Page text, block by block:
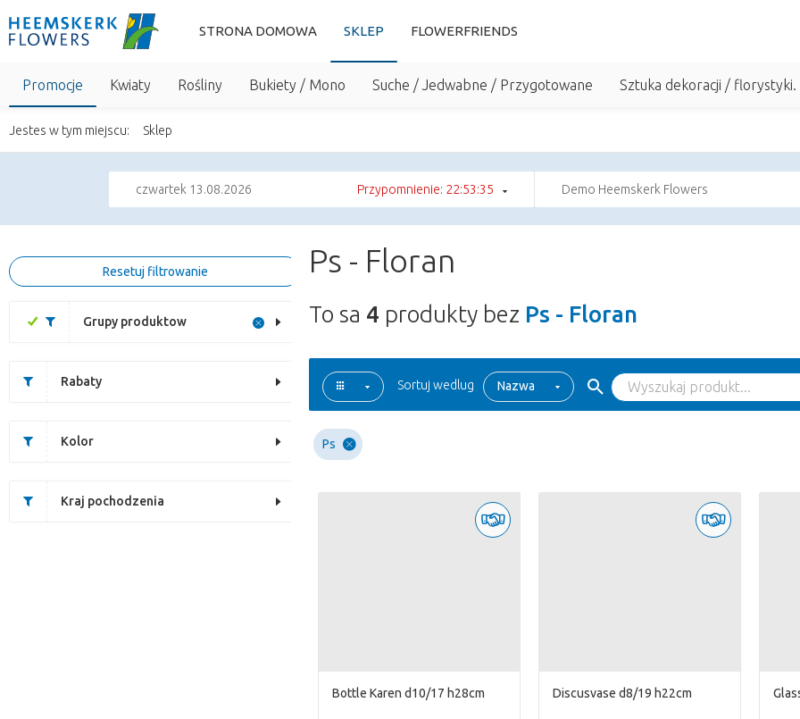
STRONA DOMOWA SKLEP FLOWERFRIENDS
Promocje Kwiaty Rośliny Bukiety / Mono Suche / Jedwabne / Przygotowane Sztuka dekoracji / florystyki.
Jestes w tym miejscu: Sklep
czwartek 13.08.2026 Przypomnienie: 22:53:35 Demo Heemskerk Flowers
Resetuj filtrowanie
Grupy produktow
Rabaty
Kolor
Kraj pochodzenia
Ps - Floran
To sa 4 produkty bez Ps - Floran
Sortuj wedlug Nazwa
Ps
Bottle Karen d10/17 h28cm Discusvase d8/19 h22cm